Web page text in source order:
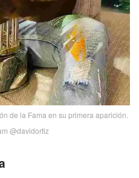
de la Fama en su primera aparición.
@davidortiz